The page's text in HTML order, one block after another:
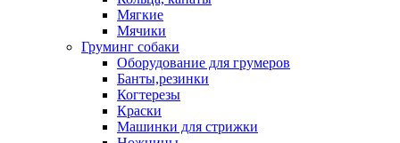
Мягкие
Мячики
Груминг собаки
Оборудование для грумеров
Банты,резинки
Когтерезы
Краски
Машинки для стрижки